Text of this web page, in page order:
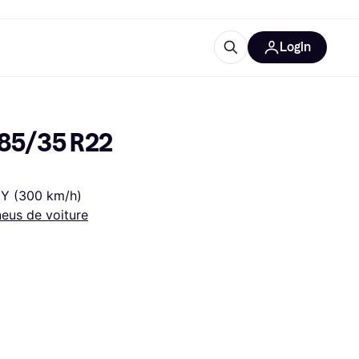
Login
35 R22
(300 km/h)
de voiture